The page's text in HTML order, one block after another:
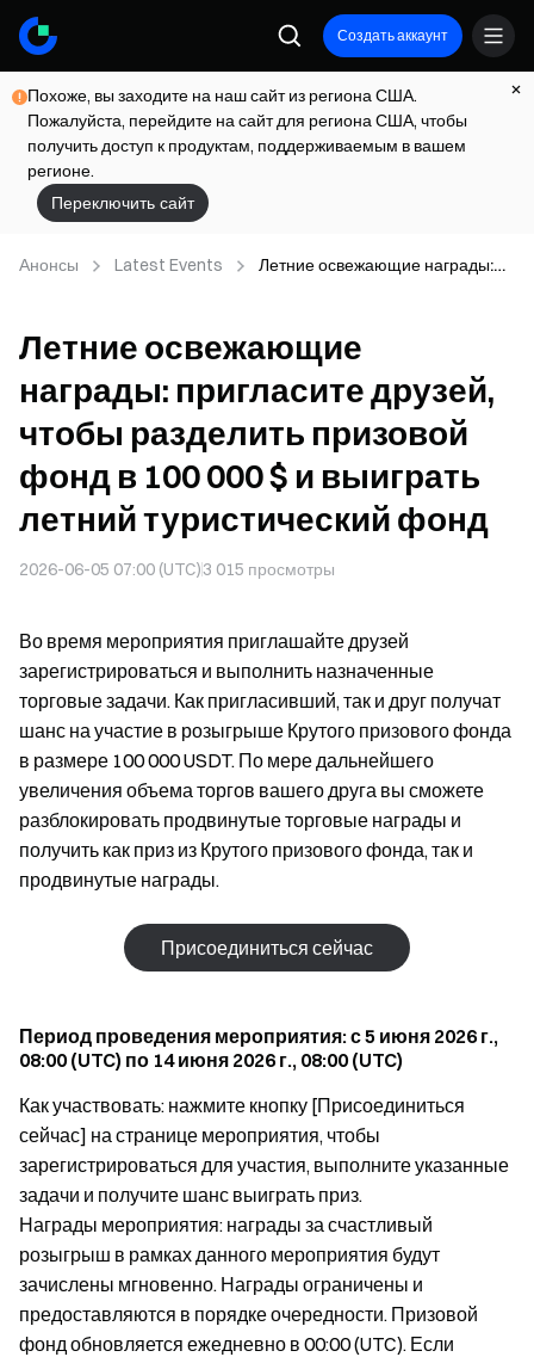
Создать аккаунт
Похоже, вы заходите на наш сайт из региона США.
Пожалуйста, перейдите на сайт для региона США, чтобы
получить доступ к продуктам, поддерживаемым в вашем
регионе.
Переключить сайт
Анонсы Latest Events
Летние освежающие награды:
000 $ и выиграть летний
туристический фонд
Летние освежающие
награды: пригласите друзей,
чтобы разделить призовой
фонд в 100 000 $ и выиграть
летний туристический фонд
2026-06-05 07:00 (UTC)3 015 просмотры
Во время мероприятия приглашайте друзей
зарегистрироваться и выполнить назначенные
торговые задачи. Как пригласивший, так и друг получат
шанс на участие в розыгрыше Крутого призового фонда
в размере 100 000 USDT. По мере дальнейшего
увеличения объема торгов вашего друга вы сможете
разблокировать продвинутые торговые награды и
получить как приз из Крутого призового фонда, так и
продвинутые награды.
Присоединиться сейчас
Период проведения мероприятия: с 5 июня 2026 г.,
08:00 (UTC) по 14 июня 2026 г., 08:00 (UTC)
Как участвовать: нажмите кнопку [Присоединиться
сейчас] на странице мероприятия, чтобы
зарегистрироваться для участия, выполните указанные
задачи и получите шанс выиграть приз.
Награды мероприятия: награды за счастливый
розыгрыш в рамках данного мероприятия будут
зачислены мгновенно. Награды ограничены и
предоставляются в порядке очередности. Призовой
фонд обновляется ежедневно в 00:00 (UTC). Если